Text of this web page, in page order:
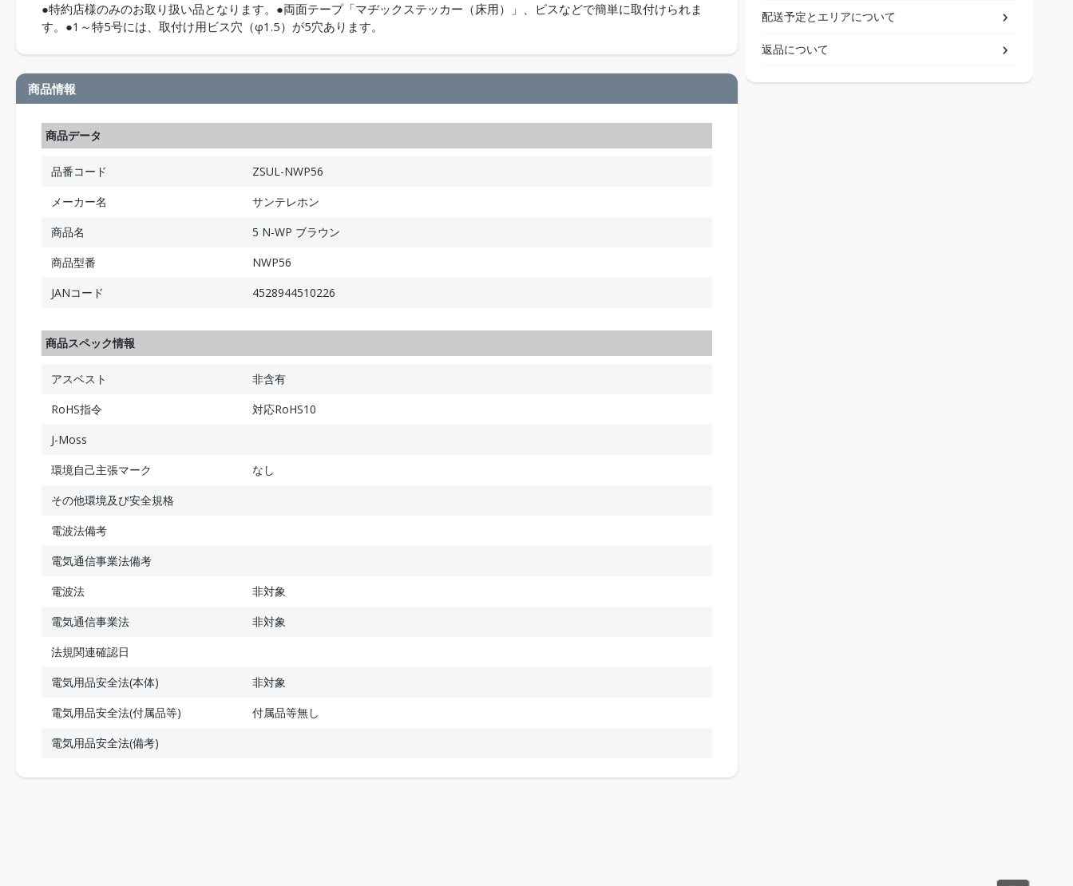
●特約店様のみのお取り扱い品となります。●両面テープ「マヂックステッカー（床用）」、ビスなどで簡単に取付けられま
す。●1～特5号には、取付け用ビス穴（φ1.5）が5穴あります。
商品情報
商品データ
品番コード
ZSUL-NWP56
メーカー名
サンテレホン
商品名
5 N-WP ブラウン
商品型番
NWP56
JANコード
4528944510226
商品スペック情報
アスベスト
非含有
RoHS指令
対応RoHS10
J-Moss
環境自己主張マーク
なし
その他環境及び安全規格
電波法備考
電気通信事業法備考
電波法
非対象
電気通信事業法
非対象
法規関連確認日
電気用品安全法(本体)
非対象
電気用品安全法(付属品等)
付属品等無し
電気用品安全法(備考)
配送予定とエリアについて
返品について